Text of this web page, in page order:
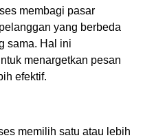
membagi pasar
yang berbeda
sama. Hal ini
menargetkan pesan
efektif.
memilih satu atau lebih